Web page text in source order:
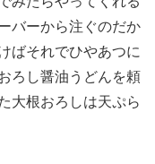
バーから注ぐのだか
ばそれでひやあつに
ろし醤油うどんを頼
大根おろしは天ぷら